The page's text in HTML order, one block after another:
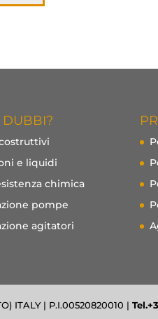
DUBBI?
e liquidi
chimica
pompe
agitatori
ITALY | P.I.00520820010 |